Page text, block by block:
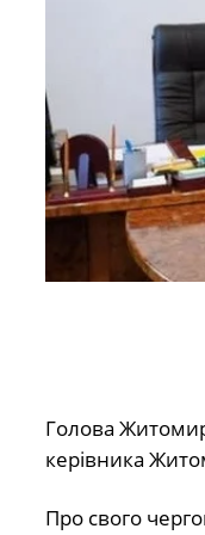
Голова
керівника
Про свого